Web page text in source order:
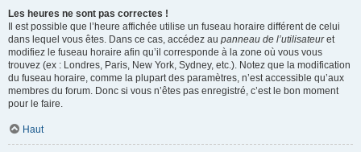
Les heures ne sont pas correctes !
Il est possible que l’heure affichée utilise un fuseau horaire différent de celui
dans lequel vous êtes. Dans ce cas, accédez au panneau de l’utilisateuret
modifiez le fuseau horaire afin qu’il corresponde à la zone où vous vous
trouvez (ex : Londres, Paris, New York, Sydney, etc.). Notez que la modification
du fuseau horaire, comme la plupart des paramètres, n’est accessible qu’aux
membres du forum. Donc si vous n’êtes pas enregistré, c’est le bon moment
pour le faire.
Haut